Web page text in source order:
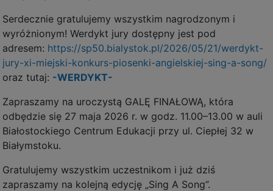
Serdecznie gratulujemy wszystkim nagrodzonym i
wyróżnionym! Werdykt jury dostępny jest pod
adresem: https://sp50.bialystok.pl/2026/05/21/werdykt-
jury-xi-miejski-konkurs-piosenki-angielskiej-sing-a-song/
oraz tutaj: -WERDYKT-
Zapraszamy na uroczystą GALĘ FINAŁOWĄ, która
odbędzie się 27 maja 2026 r. w godz. 11.00–13.00 w auli
Białostockiego Centrum Edukacji przy ul. Ciepłej 32 w
Białymstoku.
Gratulujemy wszystkim uczestnikom i już dziś
zapraszamy na kolejną edycję „Sing A Song”.